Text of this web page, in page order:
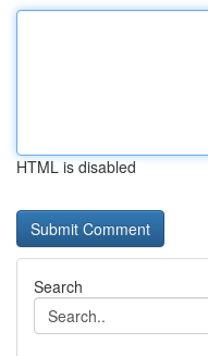
HTML is disabled
Search